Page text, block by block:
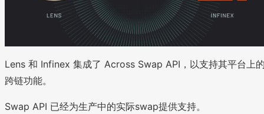
Lens 和 Infinex 集成了 Across Swap API，以支持其平台上
跨链功能。
Swap API 已经为生产中的实际swap提供支持。